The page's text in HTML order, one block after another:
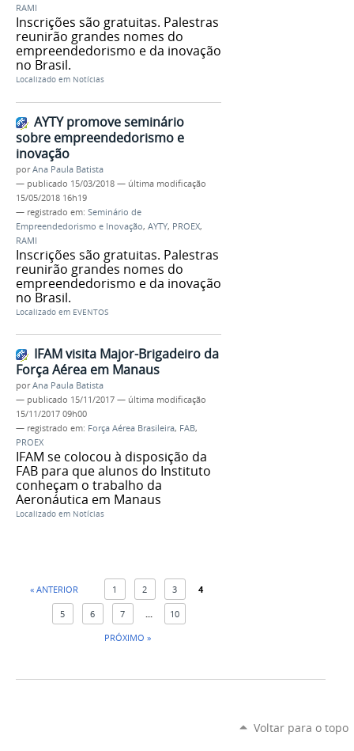
RAMI
Inscrições são gratuitas. Palestras
reunirão grandes nomes do
empreendedorismo e da inovação
no Brasil.
Localizado em Notícias
AYTY promove seminário
sobre empreendedorismo e
inovação
porAna Paula Batista
— publicado 15/03/2018 — última modificação
15/05/2018 16h19
— registrado em: Seminário de
Empreendedorismo e Inovação, AYTY, PROEX,
RAMI
Inscrições são gratuitas. Palestras
reunirão grandes nomes do
empreendedorismo e da inovação
no Brasil.
Localizado em EVENTOS
IFAM visita Major-Brigadeiro da
Força Aérea em Manaus
porAna Paula Batista
— publicado 15/11/2017 — última modificação
15/11/2017 09h00
— registrado em: Força Aérea Brasileira, FAB,
PROEX
IFAM se colocou à disposição da
FAB para que alunos do Instituto
conheçam o trabalho da
Aeronáutica em Manaus
Localizado em Notícias
« ANTERIOR 1 2 3 4
5 6 7 ...
10
PRÓXIMO »
Voltar para o topo